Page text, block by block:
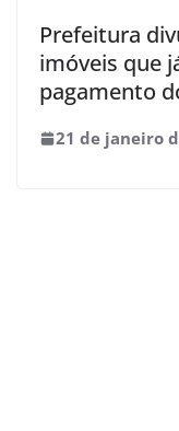
Prefeitura
imóveis que
pagamento
21 de janeiro